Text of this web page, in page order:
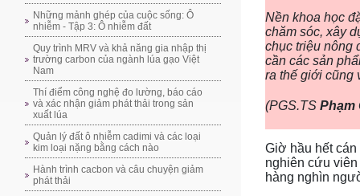
Những mảnh ghép của cuộc sống: Ô
nhiễm - Tập 3: Ô nhiễm đất
Quy trình MRV và khả năng gia nhập thị
trường carbon của ngành lúa gạo Việt
Nam
Thí điểm công nghệ đo lường, báo cáo
và xác nhận giảm phát thải trong sản
xuất lúa
Quản lý đất ô nhiễm cadimi và các loại
kim loại nặng bằng cách nào
Hành trình cacbon và câu chuyện giảm
phát thải
Nền khoa học
chăm sóc, xây
chục triệu nông
cần các sản
ra thế giới cũng
(PGS.TS Phạm
Giờ hầu hết
nghiên cứu
hàng nghìn